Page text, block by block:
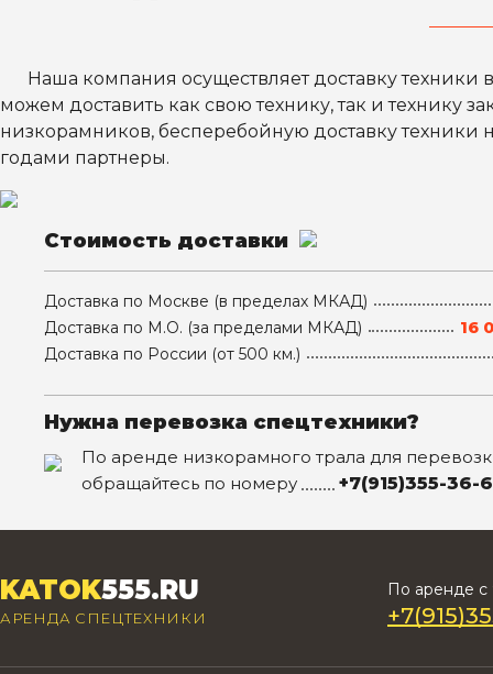
Наша компания осуществляет доставку техники
можем доставить как свою технику, так и технику
низкорамников, бесперебойную доставку техники
годами партнеры.
Стоимость доставки
Доставка по Москве (в пределах МКАД)
Доставка по М.О. (за пределами МКАД)
16
Доставка по России (от 500 км.)
Нужна перевозка спецтехники?
По аренде низкорамного трала для
обращайтесь по номеру
+7(915)355-36-
KATOK555.RU
АРЕНДА СПЕЦТЕХНИКИ
По аренде c